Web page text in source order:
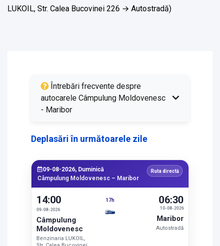
LUKOIL, Str. Calea Bucovinei 226 → Autostradă)
Întrebări frecvente despre
autocarele Câmpulung Moldovenesc
- Maribor
Deplasări în următoarele zile
09-08-2026, Duminică
Câmpulung Moldovenesc – Maribor
Ruta directă
14:00
09-08-2026
Câmpulung
Moldovenesc
Benzinaria LUKOIL,
17h
10-08-2026
06:30
Maribor
Autostradă